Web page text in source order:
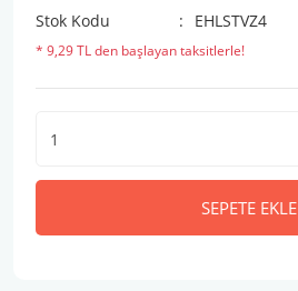
Stok Kodu
EHLSTVZ4
* 9,29 TL den başlayan taksitlerle!
SEPETE EKLE